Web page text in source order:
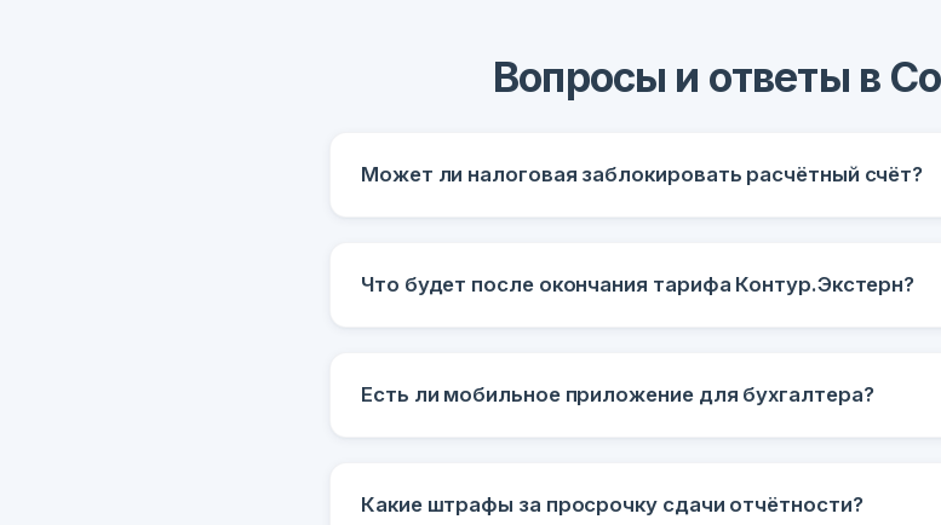
Вопросы и ответы в
Может ли налоговая заблокировать расчётный счёт?
Что будет после окончания тарифа Контур.Экстерн?
Есть ли мобильное приложение для бухгалтера?
Какие штрафы за просрочку сдачи отчётности?